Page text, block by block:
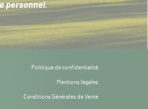
personnel.
Politique de confidentialité
Mentions légales
Conditions Générales de Vente